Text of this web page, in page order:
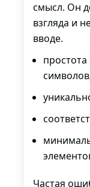
смысл. Он
взгляда и
вводе.
Частая